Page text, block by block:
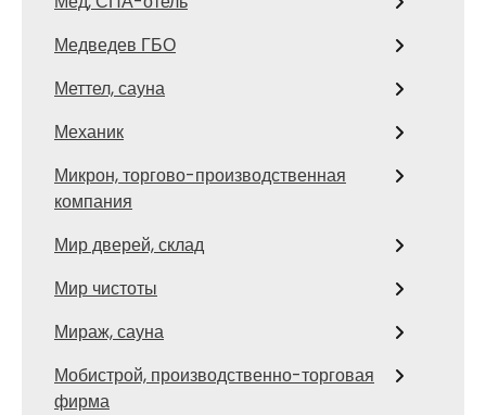
Медведев ГБО
Меттел, сауна
Механик
Микрон, торгово-производственная
компания
Мир дверей, склад
Мир чистоты
Мираж, сауна
Мобистрой, производственно-торговая
фирма